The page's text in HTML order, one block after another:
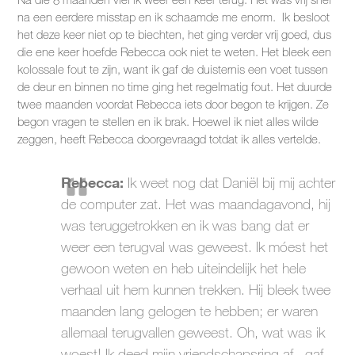
na een eerdere misstap en ik schaamde me enorm. Ik besloot
het deze keer niet op te biechten, het ging verder vrij goed, dus
die ene keer hoefde Rebecca ook niet te weten. Het bleek een
kolossale fout te zijn, want ik gaf de duisternis een voet tussen
de deur en binnen no time ging het regelmatig fout. Het duurde
twee maanden voordat Rebecca iets door begon te krijgen. Ze
begon vragen te stellen en ik brak. Hoewel ik niet alles wilde
zeggen, heeft Rebecca doorgevraagd totdat ik alles vertelde.
Rebecca: Ik weet nog dat Daniël bij mij achter
de computer zat. Het was maandagavond, hij
was teruggetrokken en ik was bang dat er
weer een terugval was geweest. Ik móest het
gewoon weten en heb uiteindelijk het hele
verhaal uit hem kunnen trekken. Hij bleek twee
maanden lang gelogen te hebben; er waren
allemaal terugvallen geweest. Oh, wat was ik